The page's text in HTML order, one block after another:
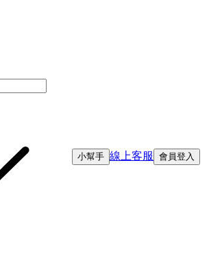
小幫手 線上客服 會員登入